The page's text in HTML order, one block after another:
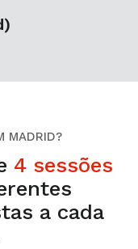
MADRID?
4 sessões
a cada